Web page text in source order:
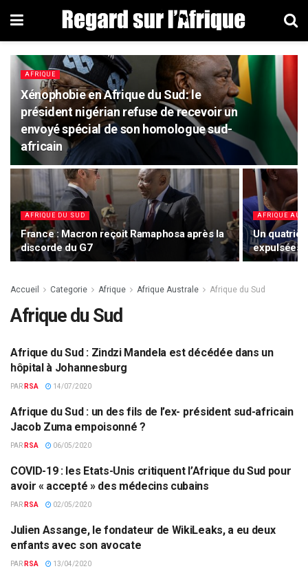
AFRIQUE
Xénophobie en Afrique du Sud: le
président nigérian refuse de recevoir un
envoyé spécial de son homologue sud-
africain
AFRIQUE DU SUD
France : Macron reçoit Ramaphosa après la
discorde du G7
AFRIQUE
Un
expulsées
Accueil Categorie Afrique Afrique Australe Afrique du Sud
Afrique du Sud
AFRIQUE DU SUD
Afrique du Sud : Zindzi Mandela est décédée dans un
hôpital à Johannesburg
PAR RSA 14/07/2020
AFRIQUE DU SUD
Afrique du Sud : un des fils de l’ex- président sud-africain
Jacob Zuma empoisonné ?
PAR RSA 06/05/2020
AFRIQUE DU SUD
COVID-19 : les Etats-Unis critiquent l’Afrique du Sud pour
avoir « accepté » des médecins cubains
PAR RSA 02/05/2020
AFRIQUE DU SUD
Julien Assange, le fondateur de WikiLeaks, a eu deux
enfants avec son avocate
PAR RSA 13/04/2020